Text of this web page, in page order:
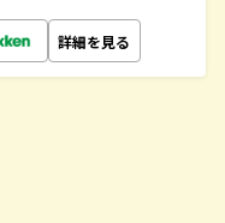
詳細を見る